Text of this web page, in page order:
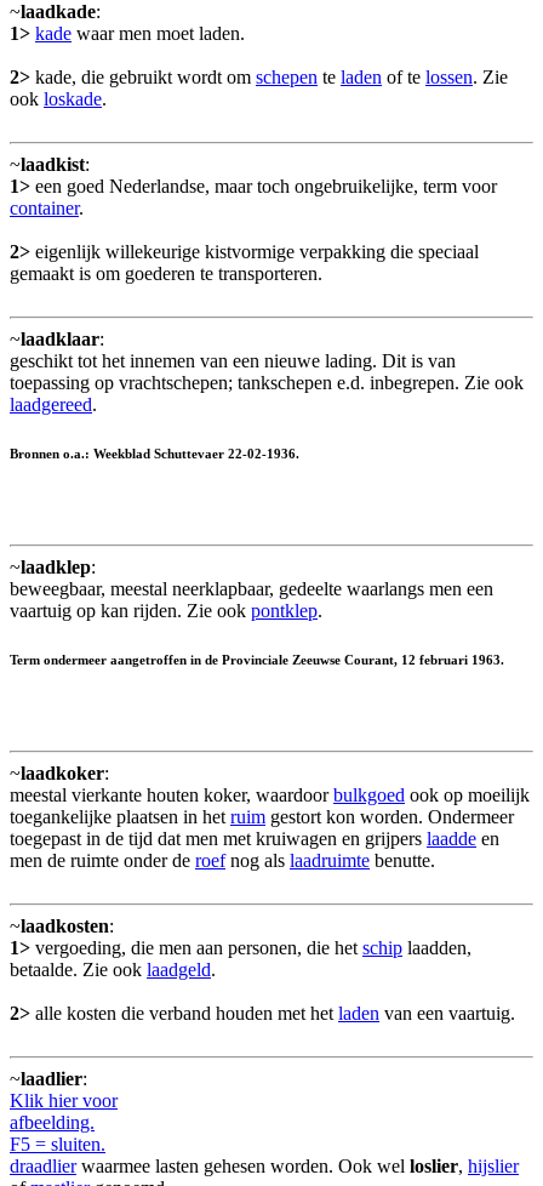
~laadkade:
1> kade waar men moet laden.
2> kade, die gebruikt wordt om schepen te laden of te lossen. Zie
ook loskade.
~laadkist:
1> een goed Nederlandse, maar toch ongebruikelijke, term voor
container.
2> eigenlijk willekeurige kistvormige verpakking die speciaal
gemaakt is om goederen te transporteren.
~laadklaar:
geschikt tot het innemen van een nieuwe lading. Dit is van
toepassing op vrachtschepen; tankschepen e.d. inbegrepen. Zie ook
laadgereed.
Bronnen o.a.: Weekblad Schuttevaer 22-02-1936.
~laadklep:
beweegbaar, meestal neerklapbaar, gedeelte waarlangs men een
vaartuig op kan rijden. Zie ook pontklep.
Term ondermeer aangetroffen in de Provinciale Zeeuwse Courant, 12 februari 1963.
~laadkoker:
meestal vierkante houten koker, waardoorbulkgoed ook op moeilijk
toegankelijke plaatsen in het ruim gestort kon worden. Ondermeer
toegepast in de tijd dat men met kruiwagen en grijpers laadde en
men de ruimte onder de roefnog als laadruimte benutte.
~laadkosten:
1> vergoeding, die men aan personen, die het schip laadden,
betaalde. Zie ook laadgeld.
2> alle kosten die verband houden met het laden van een vaartuig.
~laadlier:
Klik hier voor
afbeelding.
F5 = sluiten.
draadlierwaarmee lasten gehesen worden. Ook wel loslier, hijslier